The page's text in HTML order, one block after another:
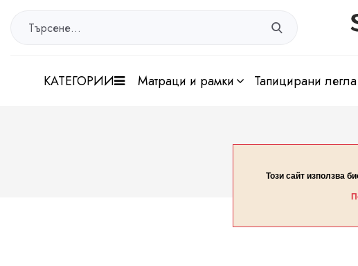
КАТЕГОРИИ матраци и рамки тапицирани
Този сайт използва